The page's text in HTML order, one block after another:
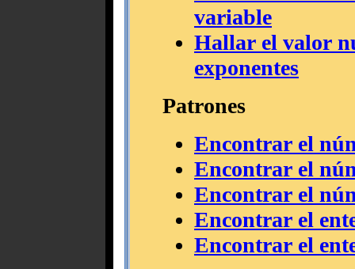
variable
Hallar el valor
exponentes
Patrones
Encontrar el
Encontrar el
Encontrar el
Encontrar el
Encontrar el